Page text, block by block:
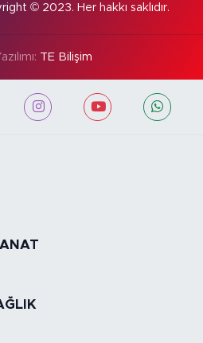
© 2023. Her hakkı saklıdır.
TE Bilişim